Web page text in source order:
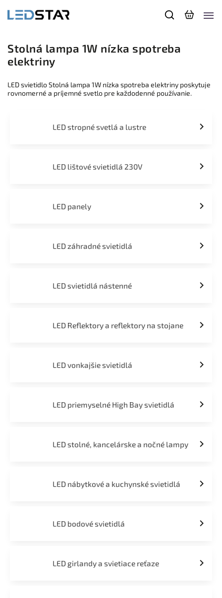
Stolná lampa 1W nízka spotreba
elektriny
LED svietidlo Stolná lampa 1W nízka spotreba elektriny poskytuje
rovnomerné a príjemné svetlo pre každodenné používanie.
LED stropné svetlá a lustre
LED lištové svietidlá 230V
LED panely
LED záhradné svietidlá
LED svietidlá nástenné
LED Reflektory a reflektory na stojane
LED vonkajšie svietidlá
LED priemyselné High Bay svietidlá
LED stolné, kancelárske a nočné lampy
LED nábytkové a kuchynské svietidlá
LED bodové svietidlá
LED girlandy a svietiace reťaze